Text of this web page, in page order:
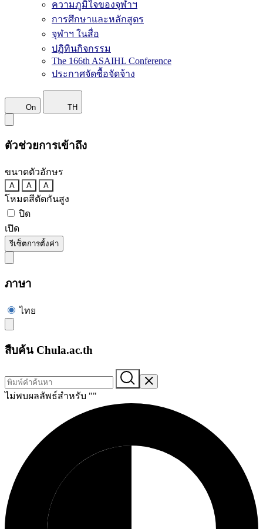
ความภูมิใจของจุฬาฯ
การศึกษาและหลักสูตร
จุฬาฯ ในสื่อ
ปฏิทินกิจกรรม
The 166th ASAIHL Conference
ประกาศจัดซื้อจัดจ้าง
On TH
ตัวช่วยการเข้าถึง
ขนาดตัวอักษร
A A A
โหมดสีตัดกันสูง
ปิด
เปิด
รีเซ็ตการตั้งค่า
ภาษา
ไทย
สืบค้น Chula.ac.th
ไม่พบผลลัพธ์สำหรับ ""